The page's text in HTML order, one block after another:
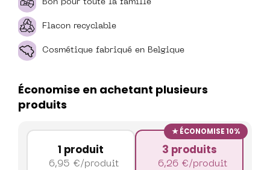
Bon pour toute la famille
Flacon recyclable
Cosmétique fabriqué en Belgique
Économise en achetant plusieurs
produits
1 produit
6,95 €/produit
ÉCONOMISE 10%
3 produits
6,26 €/produit